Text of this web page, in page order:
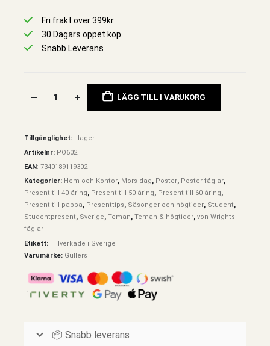
Fri frakt över 399kr
30 Dagars öppet köp
Snabb Leverans
LÄGG TILL I VARUKORG
Tillgänglighet:
I lager
Artikelnr: PO602
EAN: 7340189119302
Kategorier: Hem och Kontor, Mors dag, Poster, Poster fåglar,
Present till 40-åring, Present till 50-åring, Present till 60-åring,
Present till pappa, Presenttips, Säsonger och högtider, Student,
Studentpresent, Sverige, Teman, Teman & högtider, von Wrights
fåglar
Etikett: Tillverkade i Sverige
Varumärke: Gullers
📦 Snabb leverans